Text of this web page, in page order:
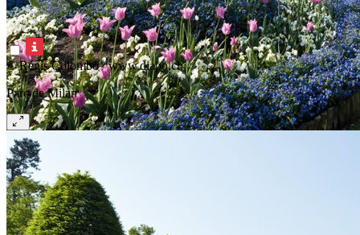
© Régis Colombo / www.diapo.ch
Parc de Milan